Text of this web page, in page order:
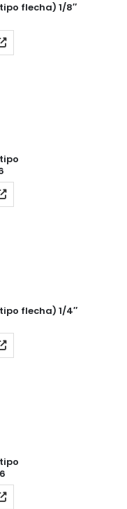
flecha) 1/8″
flecha) 1/4″